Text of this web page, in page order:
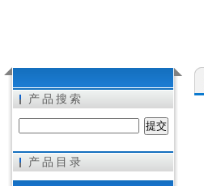
希而科工业控制设备（上海）有限公司
产品搜索
产品目录